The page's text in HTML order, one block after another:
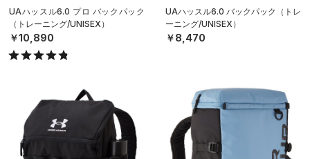
UAハッスル6.0 プロ バックパック
（トレーニング/UNISEX）
￥10,890
UAハッスル6.0 バックパック（トレ
ーニング/UNISEX）
￥8,470